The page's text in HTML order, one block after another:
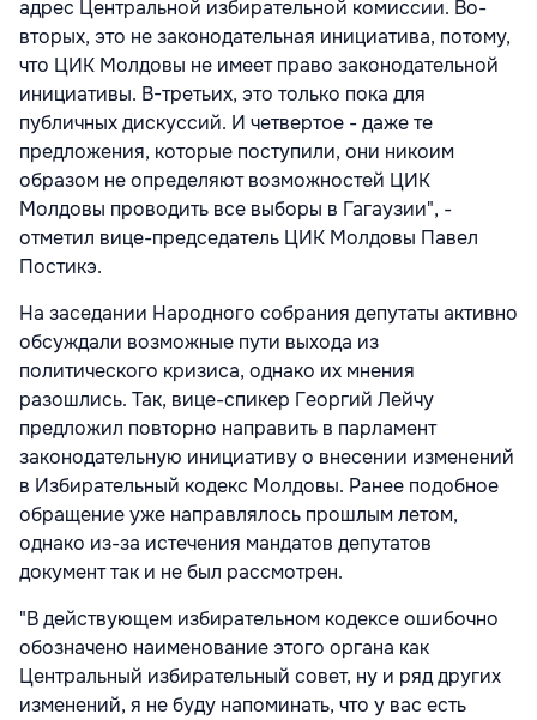
адрес Центральной избирательной комиссии. Во-
вторых, это не законодательная инициатива, потому,
что ЦИК Молдовы не имеет право законодательной
инициативы. В-третьих, это только пока для
публичных дискуссий. И четвертое - даже те
предложения, которые поступили, они никоим
образом не определяют возможностей ЦИК
Молдовы проводить все выборы в Гагаузии", -
отметил вице-председатель ЦИК Молдовы Павел
Постикэ.
На заседании Народного собрания депутаты активно
обсуждали возможные пути выхода из
политического кризиса, однако их мнения
разошлись. Так, вице-спикер Георгий Лейчу
предложил повторно направить в парламент
законодательную инициативу о внесении изменений
в Избирательный кодекс Молдовы. Ранее подобное
обращение уже направлялось прошлым летом,
однако из-за истечения мандатов депутатов
документ так и не был рассмотрен.
"В действующем избирательном кодексе ошибочно
обозначено наименование этого органа как
Центральный избирательный совет, ну и ряд других
изменений, я не буду напоминать, что у вас есть